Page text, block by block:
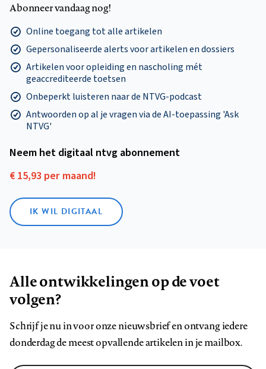
Abonneer vandaag nog!
Online toegang tot alle artikelen
Gepersonaliseerde alerts voor artikelen en dossiers
Artikelen voor opleiding en nascholing mét
geaccrediteerde toetsen
Onbeperkt luisteren naar de NTVG-podcast
Antwoorden op al je vragen via de AI-toepassing 'Ask
NTVG'
Neem het digitaal ntvg abonnement
€ 15,93 per maand!
IK WIL DIGITAAL
Alle ontwikkelingen op de voet
volgen?
Schrijf je nu in voor onze nieuwsbrief en ontvang iedere
donderdag de meest opvallende artikelen in je mailbox.